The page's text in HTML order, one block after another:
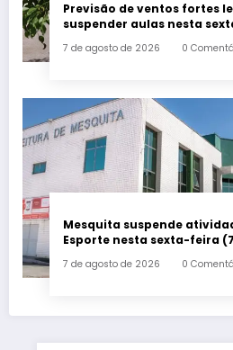
Previsão de ventos fortes
suspender aulas nesta
7 de agosto de 2026 0
Mesquita suspende
Esporte nesta sexta-feira
7 de agosto de 2026 0